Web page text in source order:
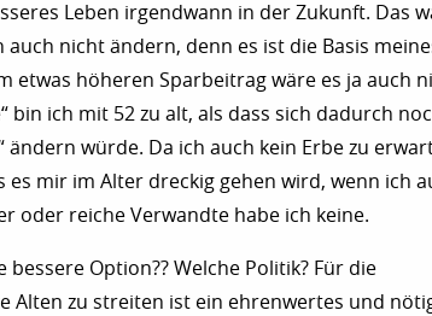
Leben irgendwann in der Zukunft. Das
nicht ändern, denn es ist die Basis
etwas höheren Sparbeitrag wäre es ja auch
bin ich mit 52 zu alt, als dass sich dadurch
ändern würde. Da ich auch kein Erbe zu
es mir im Alter dreckig gehen wird, wenn ich
oder reiche Verwandte habe ich keine.
bessere Option?? Welche Politik? Für die
Alten zu streiten ist ein ehrenwertes und